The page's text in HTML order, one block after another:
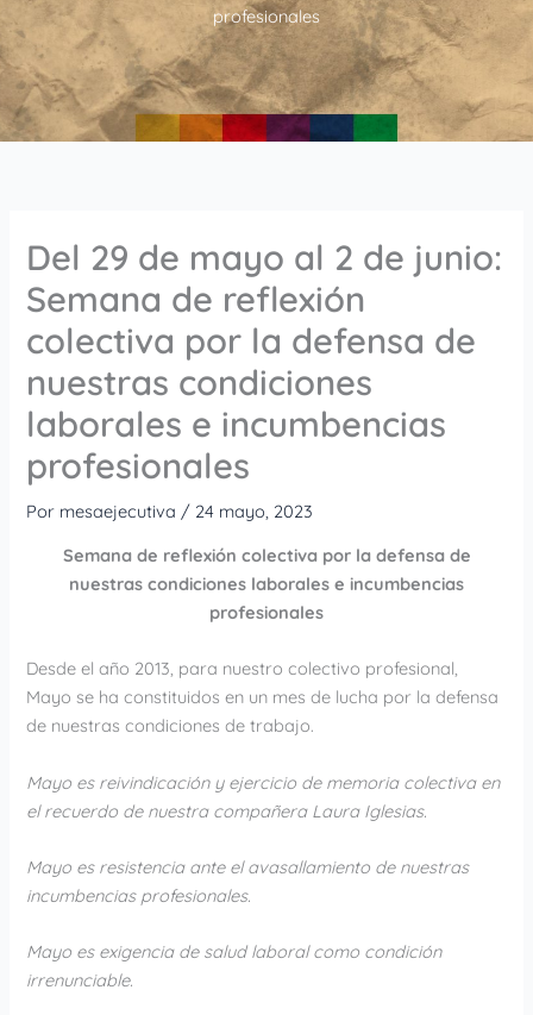
profesionales
Del 29 de mayo al 2 de junio:
Semana de reflexión
colectiva por la defensa de
nuestras condiciones
laborales e incumbencias
profesionales
Por mesaejecutiva / 24 mayo, 2023
Semana de reflexión colectiva por la defensa de
nuestras condiciones laborales e incumbencias
profesionales
Desde el año 2013, para nuestro colectivo profesional,
Mayo se ha constituidos en un mes de lucha por la defensa
de nuestras condiciones de trabajo.
Mayo es reivindicación y ejercicio de memoria colectiva en
el recuerdo de nuestra compañera Laura Iglesias.
Mayo es resistencia ante el avasallamiento de nuestras
incumbencias profesionales.
Mayo es exigencia de salud laboral como condición
irrenunciable.